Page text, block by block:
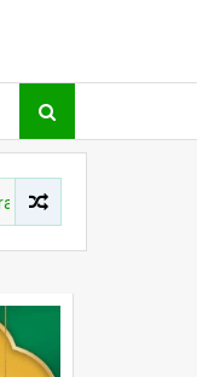
Rp150 Juta,